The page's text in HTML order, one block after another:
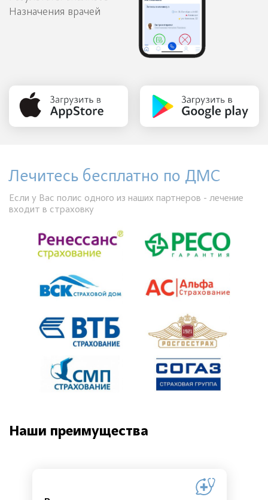
Назначения врачей
Лечитесь бесплатно по ДМС
Если у Вас полис одного из наших партнеров - лечение
входит в страховку
Наши преимущества